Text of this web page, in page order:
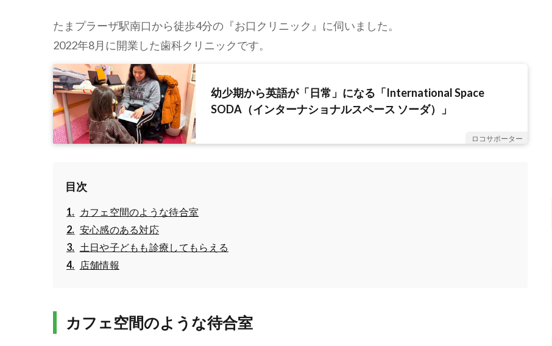
たまプラーザ駅南口から徒歩4分の『お口クリニック』に伺いました。
2022年8月に開業した歯科クリニックです。
幼少期から英語が「日常」になる「International Space
SODA（インターナショナルスペース ソーダ）」
ロコサポーター
目次
カフェ空間のような待合室
安心感のある対応
土日や子どもも診療してもらえる
店舗情報
カフェ空間のような待合室